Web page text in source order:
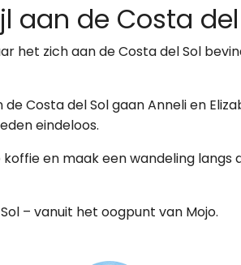
aan de Costa
het zich aan de Costa del Sol
Costa del Sol gaan Anneli en
eindeloos.
en maak een wandeling
– vanuit het oogpunt van Mojo.